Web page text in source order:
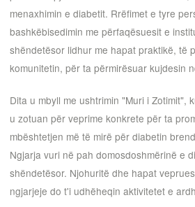
menaxhimin e diabetit. Rrëfimet e tyre
bashkëbisedimin me përfaqësuesit e
shëndetësor lidhur me hapat praktikë, të
komunitetin, për ta përmirësuar kujdesin
Dita u mbyll me ushtrimin "Muri i Zotimit",
u zotuan për veprime konkrete për ta
mbështetjen më të mirë për diabetin
Ngjarja vuri në pah domosdoshmërinë e
shëndetësor. Njohuritë dhe hapat
ngjarjeje do t'i udhëheqin aktivitetet e